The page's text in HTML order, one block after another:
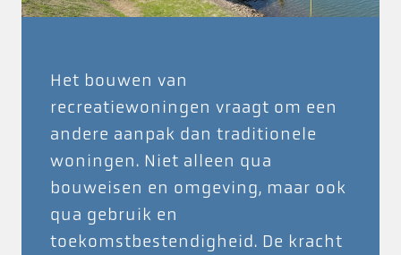
Het bouwen van
recreatiewoningen vraagt om een
andere aanpak dan traditionele
woningen. Niet alleen qua
bouweisen en omgeving, maar ook
qua gebruik en
toekomstbestendigheid. De kracht